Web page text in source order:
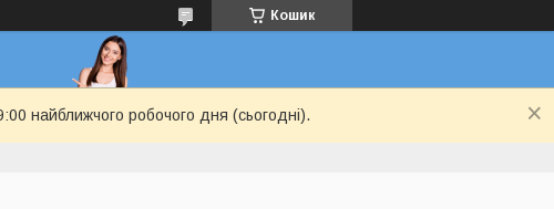
Кошик
найближчого робочого дня (сьогодні).